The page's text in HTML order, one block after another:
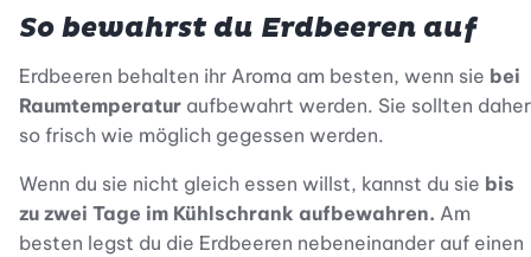
So bewahrst du Erdbeeren auf
Erdbeeren behalten ihr Aroma am besten, wenn sie bei
Raumtemperatur aufbewahrt werden. Sie sollten daher
so frisch wie möglich gegessen werden.
Wenn du sie nicht gleich essen willst, kannst du sie bis
zu zwei Tage im Kühlschrank aufbewahren. Am
besten legst du die Erdbeeren nebeneinander auf einen